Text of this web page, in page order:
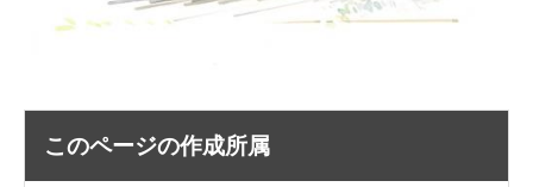
このページの作成所属